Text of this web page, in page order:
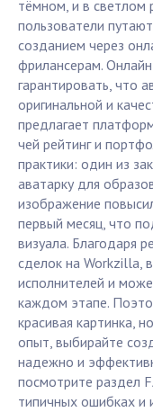
тёмном, и в светлом
пользователи
созданием через
фрилансерам.
гарантировать, что
оригинальной и
предлагает
чей рейтинг и
практики: один из
аватарку для
изображение
первый месяц, что
визуала. Благодаря
сделок на Workzilla,
исполнителей и
каждом этапе.
красивая картинка,
опыт, выбирайте
надежно и
посмотрите раздел
типичных ошибках и